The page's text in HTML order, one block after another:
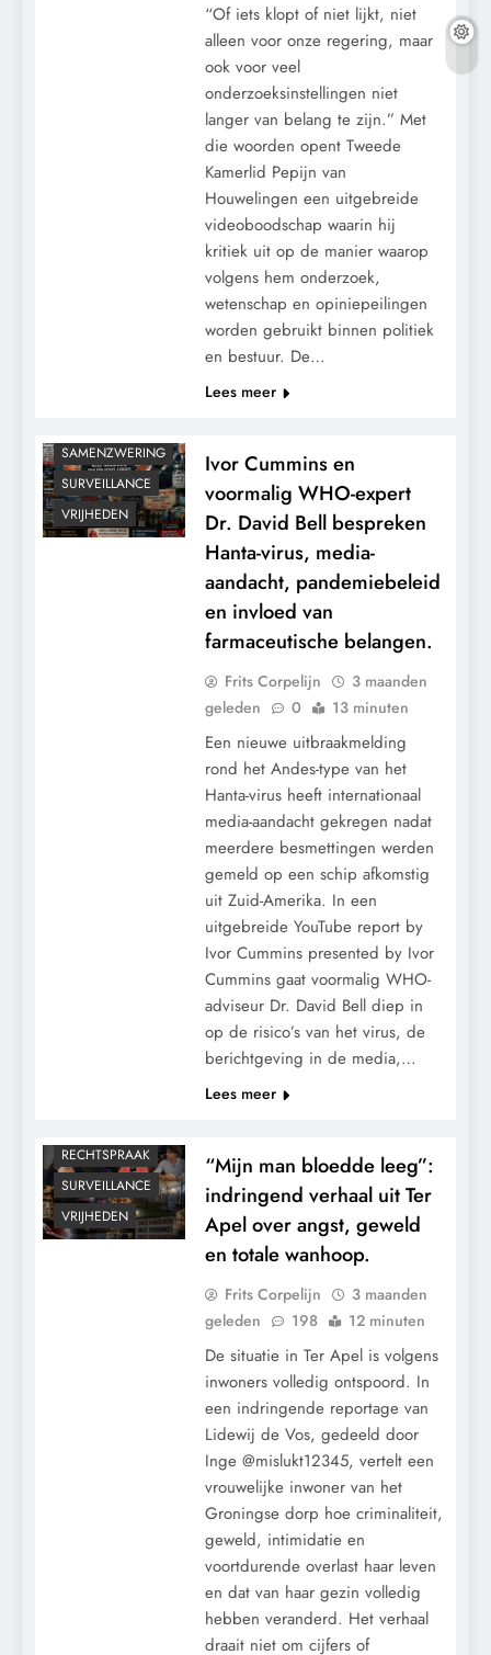
“Of iets klopt of niet lijkt, niet
alleen voor onze regering, maar
ook voor veel
onderzoeksinstellingen niet
langer van belang te zijn.” Met
die woorden opent Tweede
Kamerlid Pepijn van
Houwelingen een uitgebreide
videoboodschap waarin hij
kritiek uit op de manier waarop
volgens hem onderzoek,
wetenschap en opiniepeilingen
worden gebruikt binnen politiek
en bestuur. De…
Lees meer
SAMENZWERING
SURVEILLANCE
VRIJHEDEN
Ivor Cummins en
voormalig WHO-expert
Dr. David Bell bespreken
Hanta-virus, media-
aandacht, pandemiebeleid
en invloed van
farmaceutische belangen.
Frits Corpelijn
3 maanden
geleden
0 13 minuten
Een nieuwe uitbraakmelding
rond het Andes-type van het
Hanta-virus heeft internationaal
media-aandacht gekregen nadat
meerdere besmettingen werden
gemeld op een schip afkomstig
uit Zuid-Amerika. In een
uitgebreide YouTube report by
Ivor Cummins presented by Ivor
Cummins gaat voormalig WHO-
adviseur Dr. David Bell diep in
op de risico’s van het virus, de
berichtgeving in de media,…
Lees meer
RECHTSPRAAK
SURVEILLANCE
VRIJHEDEN
“Mijn man bloedde leeg”:
indringend verhaal uit Ter
Apel over angst, geweld
en totale wanhoop.
Frits Corpelijn
3 maanden
geleden
198 12 minuten
De situatie in Ter Apel is volgens
inwoners volledig ontspoord. In
een indringende reportage van
Lidewij de Vos, gedeeld door
Inge @mislukt12345, vertelt een
vrouwelijke inwoner van het
Groningse dorp hoe criminaliteit,
geweld, intimidatie en
voortdurende overlast haar leven
en dat van haar gezin volledig
hebben veranderd. Het verhaal
draait niet om cijfers of